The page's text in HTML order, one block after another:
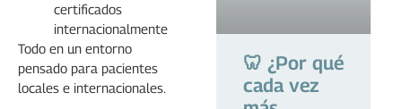
🦷 ¿Por qué
cada vez
certificados
internacionalmente
Todo en un entorno
pensado para pacientes
locales e internacionales.